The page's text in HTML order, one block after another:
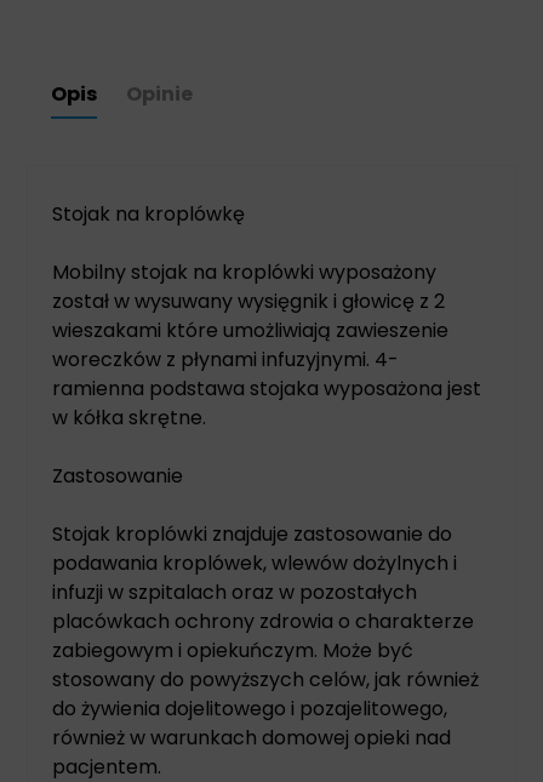
Opis Opinie
Stojak na kroplówkę
Mobilny stojak na kroplówki wyposażony
został w wysuwany wysięgnik i głowicę z 2
wieszakami które umożliwiają zawieszenie
woreczków z płynami infuzyjnymi. 4-
ramienna podstawa stojaka wyposażona jest
w kółka skrętne.
Zastosowanie
Stojak kroplówki znajduje zastosowanie do
podawania kroplówek, wlewów dożylnych i
infuzji w szpitalach oraz w pozostałych
placówkach ochrony zdrowia o charakterze
zabiegowym i opiekuńczym. Może być
stosowany do powyższych celów, jak również
do żywienia dojelitowego i pozajelitowego,
również w warunkach domowej opieki nad
pacjentem.